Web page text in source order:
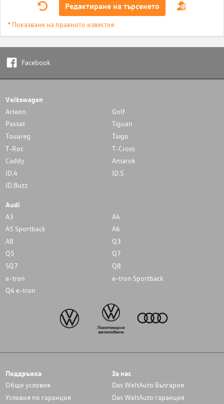
Редактиране на търсенето
* Показване на правното известие
Facebook
Volkswagen
Arteon
Golf
Passat
Tiguan
Touareg
Taigo
T-Roc
T-Cross
Caddy
Amarok
ID.4
ID.5
ID.Buzz
Audi
A3
A4
A5 Sportback
A6
A8
Q3
Q5
Q7
SQ7
Q8
e-tron
e-tron Sportback
Q4 e-tron
Поддръжка
Общи условия
Условия по гаранция
За нас
Das WeltAuto България
Das WeltAuto гаранция